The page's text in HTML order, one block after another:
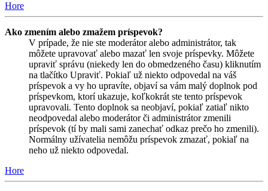
Hore
Ako zmením alebo zmažem príspevok?
V prípade, že nie ste moderátor alebo administrátor, tak
môžete upravovať alebo mazať len svoje príspevky. Môžete
upraviť správu (niekedy len do obmedzeného času) kliknutím
na tlačítko Upraviť. Pokiaľ už niekto odpovedal na váš
príspevok a vy ho upravíte, objaví sa vám malý doplnok pod
príspevkom, ktorí ukazuje, koľkokrát ste tento príspevok
upravovali. Tento doplnok sa neobjaví, pokiaľ zatiaľ nikto
neodpovedal alebo moderátor či administrátor zmenili
príspevok (tí by mali sami zanechať odkaz prečo ho zmenili).
Normálny užívatelia nemôžu príspevok zmazať, pokiaľ na
neho už niekto odpovedal.
Hore